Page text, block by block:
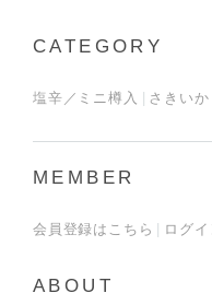
CATEGORY
塩辛／ミニ樽入 さきいか
MEMBER
会員登録はこちら ログイ
ABOUT